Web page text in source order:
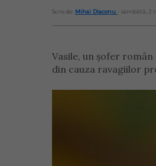
Scris de: Mihai Diaconu - sâmbătă, 2
Vasile, un șofer
din cauza ravagiilor